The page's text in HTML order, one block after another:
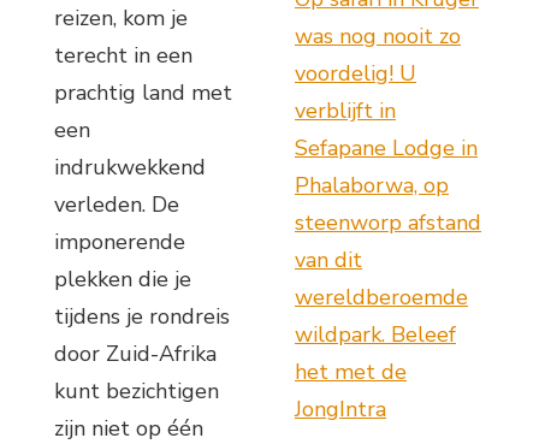
reizen, kom je
terecht in een
prachtig land met
een
indrukwekkend
verleden. De
imponerende
plekken die je
tijdens je rondreis
door Zuid-Afrika
kunt bezichtigen
zijn niet op één
was nog nooit zo
voordelig! U
verblijft in
Sefapane Lodge in
Phalaborwa, op
steenworp afstand
van dit
wereldberoemde
wildpark. Beleef
het met de
JongIntra